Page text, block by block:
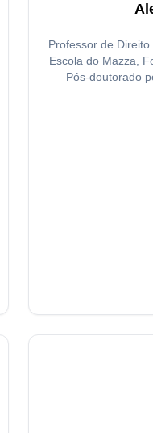
Professor de
Escola do Mazza,
Pós-doutorado